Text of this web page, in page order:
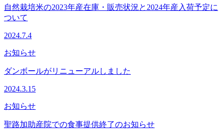
自然栽培米の2023年産在庫・販売状況と2024年産入荷予定に
ついて
2024.7.4
お知らせ
ダンボールがリニューアルしました
2024.3.15
お知らせ
聖路加助産院での食事提供終了のお知らせ